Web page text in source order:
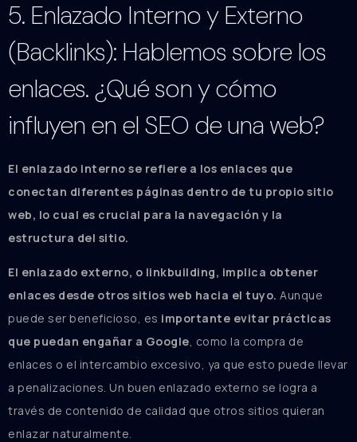
5. Enlazado Interno y Externo
(Backlinks): Hablemos sobre los
enlaces. ¿Qué son y cómo
influyen en el SEO de una web?
El enlazado interno se refiere a los enlaces que
conectan diferentes páginas dentro de tu propio sitio
web, lo cual es crucial para la navegación y la
estructura del sitio.
El enlazado externo, o linkbuilding, implica obtener
enlaces desde otros sitios web hacia el tuyo. Aunque
puede ser beneficioso, es importante evitar prácticas
que puedan engañar a Google, como la compra de
enlaces o el intercambio excesivo, ya que esto puede llevar
a penalizaciones. Un buen enlazado externo se logra a
través de contenido de calidad que otros sitios quieran
enlazar naturalmente.